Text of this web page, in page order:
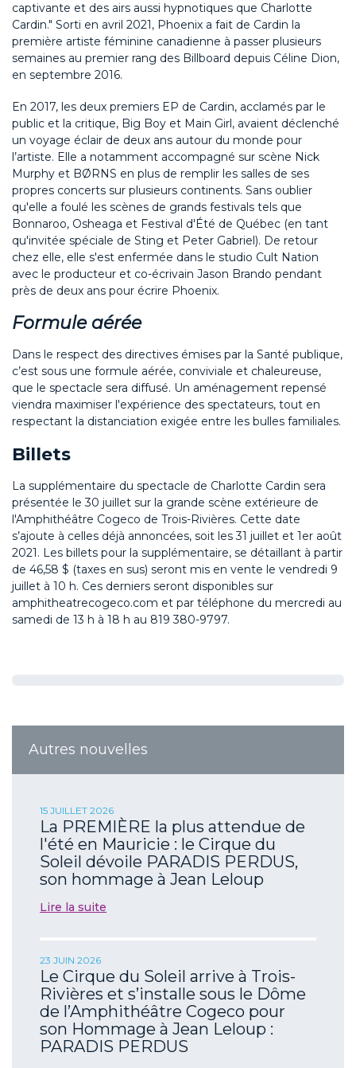
captivante et des airs aussi hypnotiques que Charlotte
Cardin." Sorti en avril 2021, Phoenix a fait de Cardin la
première artiste féminine canadienne à passer plusieurs
semaines au premier rang des Billboard depuis Céline Dion,
en septembre 2016.
En 2017, les deux premiers EP de Cardin, acclamés par le
public et la critique, Big Boy et Main Girl, avaient déclenché
un voyage éclair de deux ans autour du monde pour
l’artiste. Elle a notamment accompagné sur scène Nick
Murphy et BØRNS en plus de remplir les salles de ses
propres concerts sur plusieurs continents. Sans oublier
qu'elle a foulé les scènes de grands festivals tels que
Bonnaroo, Osheaga et Festival d'Été de Québec (en tant
qu'invitée spéciale de Sting et Peter Gabriel). De retour
chez elle, elle s'est enfermée dans le studio Cult Nation
avec le producteur et co-écrivain Jason Brando pendant
près de deux ans pour écrire Phoenix.
Formule aérée
Dans le respect des directives émises par la Santé publique,
c’est sous une formule aérée, conviviale et chaleureuse,
que le spectacle sera diffusé. Un aménagement repensé
viendra maximiser l'expérience des spectateurs, tout en
respectant la distanciation exigée entre les bulles familiales.
Billets
La supplémentaire du spectacle de Charlotte Cardin sera
présentée le 30 juillet sur la grande scène extérieure de
l'Amphithéâtre Cogeco de Trois-Rivières. Cette date
s’ajoute à celles déjà annoncées, soit les 31 juillet et 1er août
2021. Les billets pour la supplémentaire, se détaillant à partir
de 46,58 $ (taxes en sus) seront mis en vente le vendredi 9
juillet à 10 h. Ces derniers seront disponibles sur
amphitheatrecogeco.com et par téléphone du mercredi au
samedi de 13 h à 18 h au 819 380-9797.
Autres nouvelles
15 JUILLET 2026
La PREMIÈRE la plus attendue de
l'été en Mauricie : le Cirque du
Soleil dévoile PARADIS PERDUS,
son hommage à Jean Leloup
Lire la suite
23 JUIN 2026
Le Cirque du Soleil arrive à Trois-
Rivières et s’installe sous le Dôme
de l’Amphithéâtre Cogeco pour
son Hommage à Jean Leloup :
PARADIS PERDUS